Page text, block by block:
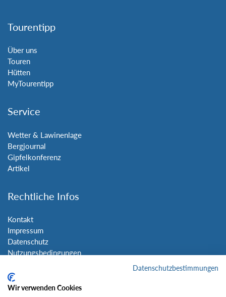
Tourentipp
Über uns
Touren
Hütten
MyTourentipp
Service
Wetter & Lawinenlage
Bergjournal
Gipfelkonferenz
Artikel
Rechtliche Infos
Kontakt
Impressum
Datenschutz
Nutzungsbedingungen
Social Media
Datenschutzbestimmungen
Wir verwenden Cookies